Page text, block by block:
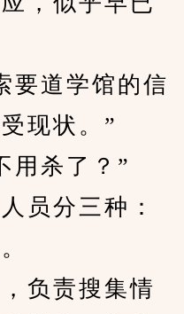
道学馆的信
现状。”
杀了？”
分三种：
负责搜集情